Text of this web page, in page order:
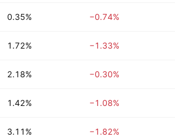
0.35% −0.74%
1.72% −1.33%
2.18% −0.30%
1.42% −1.08%
3.11% −1.82%